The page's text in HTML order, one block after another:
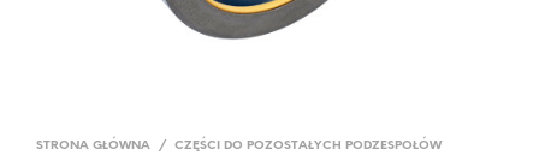
STRONA GŁÓWNA / CZĘŚCI DO POZOSTAŁYCH PODZESPOŁÓW